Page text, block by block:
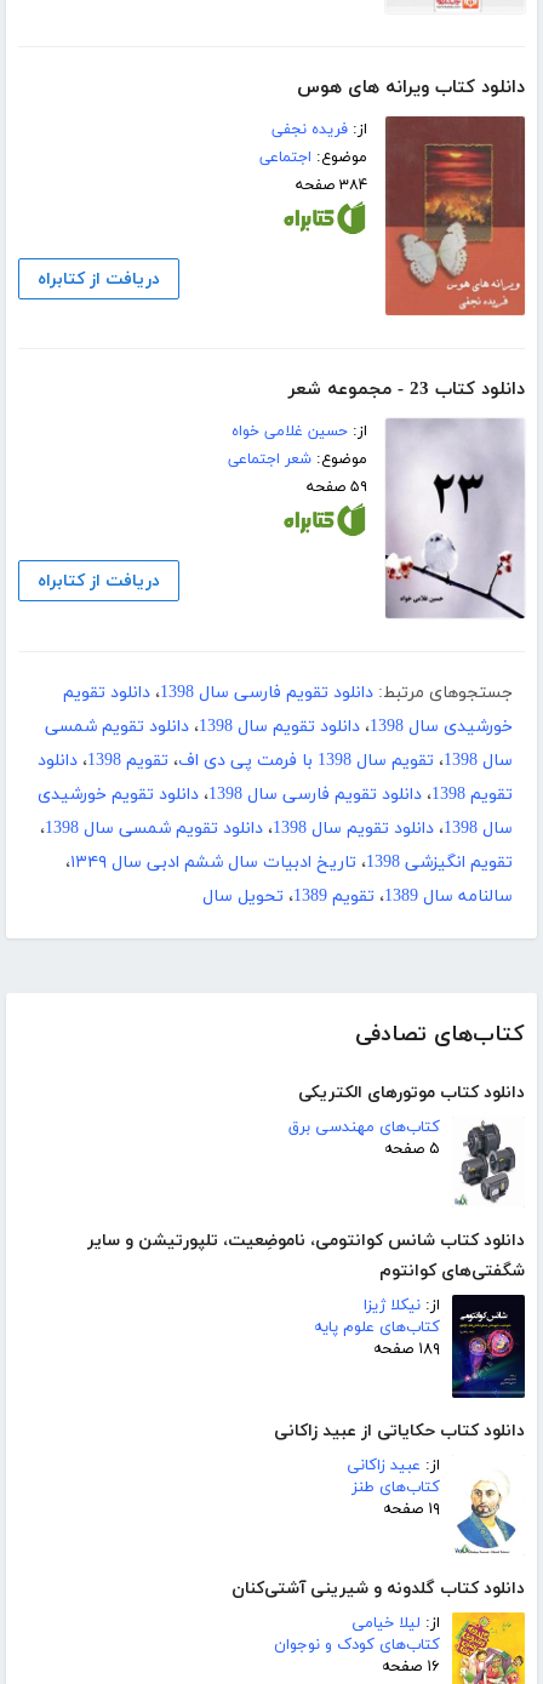
کتاب‌های تصادفی
دانلود کتاب موتورهای الکتریکی
کتاب‌های مهندسی برق
۵ صفحه
دانلود کتاب شانس کوانتومی، ناموضِعیت، تلپورتیشن و سایر
شگفتی‌های کوانتوم
از: نیکلا ژیزا
کتاب‌های علوم پایه
۱۸۹ صفحه
دانلود کتاب حکایاتی از عبید زاکانی
از: عبید زاکانی
کتاب‌های طنز
۱۹ صفحه
دانلود کتاب گلدونه و شیرینی آشتی‌کنان
از: لیلا خیامی
کتاب‌های کودک و نوجوان
۱۶ صفحه
دانلود کتاب ویرانه های هوس
از:فریده نجفی
موضوع: اجتماعی
۳۸۴ صفحه
دریافت از کتابراه
دانلود کتاب 23 - مجموعه شعر
از:حسین غلامی خواه
موضوع:شعر اجتماعی
۵۹ صفحه
دریافت از کتابراه
جستجوهای مرتبط: دانلود تقویم فارسی سال 1398 ، دانلود تقویم
خورشیدی سال 1398
، دانلود تقویم سال 1398 ، دانلود تقویم شمسی
سال 1398
، تقویم سال 1398 با فرمت پی دی اف ، تقویم 1398 ، دانلود
تقویم 1398
، دانلود تقویم فارسی سال 1398 ، دانلود تقویم خورشیدی
سال 1398
، دانلود تقویم سال 1398 ، دانلود تقویم شمسی سال 1398
،
تقویم انگیزشی 1398
، تاریخ ادبیات سال ششم ادبی سال ۱۳۴۹
،
سالنامه سال 1389
، تقویم 1389 ، تحویل سال